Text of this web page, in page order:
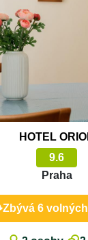
HOTEL
9.6
Praha
Zbývá 6